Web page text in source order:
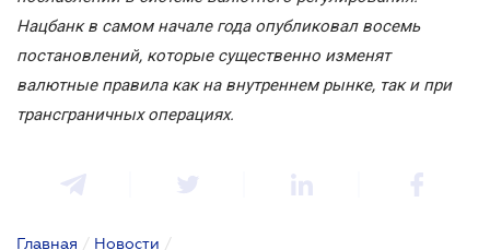
Нацбанк в самом начале года опубликовал восемь
постановлений, которые существенно изменят
валютные правила как на внутреннем рынке, так и при
трансграничных операциях.
Главная / Новости /